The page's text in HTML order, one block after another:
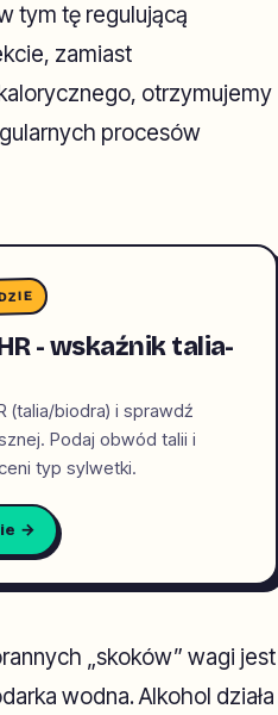
tym tę regulującą
zamiast
otrzymujemy
procesów
- wskaźnik talia-
(talia/biodra) i sprawdź
Podaj obwód talii i
typ sylwetki.
→
„skoków” wagi jest
wodna. Alkohol działa